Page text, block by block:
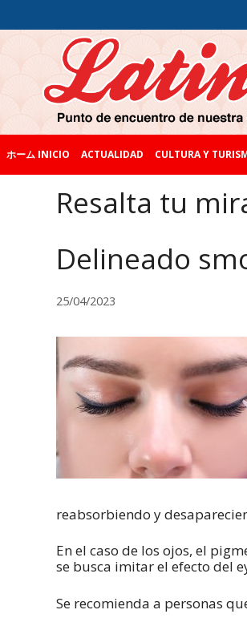
ホーム INICIO ACTUALIDAD CULTURA Y
Resalta tu
Delineado
25/04/2023
reabsorbiendo y
En el caso de los ojos, el
se busca imitar el efecto del
Se recomienda a personas